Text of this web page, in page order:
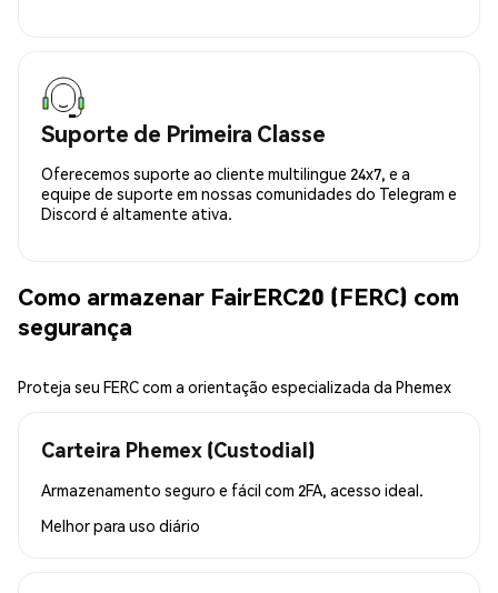
Suporte de Primeira Classe
Oferecemos suporte ao cliente multilingue 24x7, e a
equipe de suporte em nossas comunidades do Telegram e
Discord é altamente ativa.
Como armazenar FairERC20 (FERC) com
segurança
Proteja seu FERC com a orientação especializada da Phemex
Carteira Phemex (Custodial)
Armazenamento seguro e fácil com 2FA, acesso ideal.
Melhor para uso diário